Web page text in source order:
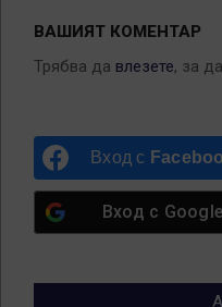
ВАШИЯТ КОМЕНТАР
Трябва да влезете, за
Вход с
Вход с Google